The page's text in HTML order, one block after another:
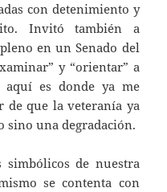
con detenimiento y
Invitó también a
en un Senado del
y “orientar” a
es donde ya me
de que la veteranía ya
sino una degradación.
simbólicos de nuestra
se contenta con